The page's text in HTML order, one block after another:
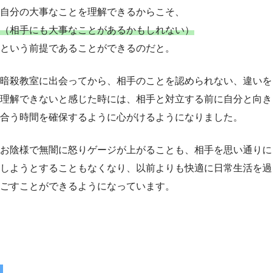
自分の大事なことを理解できるからこそ、
（相手にも大事なことがあるかもしれない）
という前提であることができるのだと。
暗殺教室に出会ってから、相手のことを認められない、違いを
理解できないと感じた時には、相手と対立する前に自分と向き
合う時間を確保するように心がけるようになりました。
お陰様で無闇に怒りゲージが上がることも、相手を思い通りに
しようとすることもなくなり、以前よりも快適に日常生活を過
ごすことができるようになっています。